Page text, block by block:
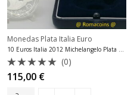
Monedas Plata Italia Euro
10 Euros Italia 2012 Michelangelo Plata Proof
Valorado
con
(0)
115,00 €